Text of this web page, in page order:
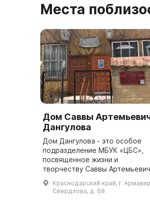
Места
Дом Саввы
Дангулова
Дом Дангулова - это особое
подразделение МБУК «ЦБС»,
посвященное жизни и
творчеству Саввы
Дангулова (1912-1989), земляка,
писателя, дипломата,
литературного и
Краснодарский край, г.
Свердлова, д. 68